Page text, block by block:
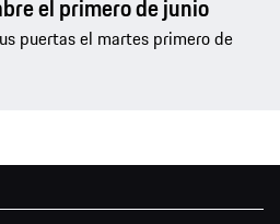
el primero de junio
puertas el martes primero de